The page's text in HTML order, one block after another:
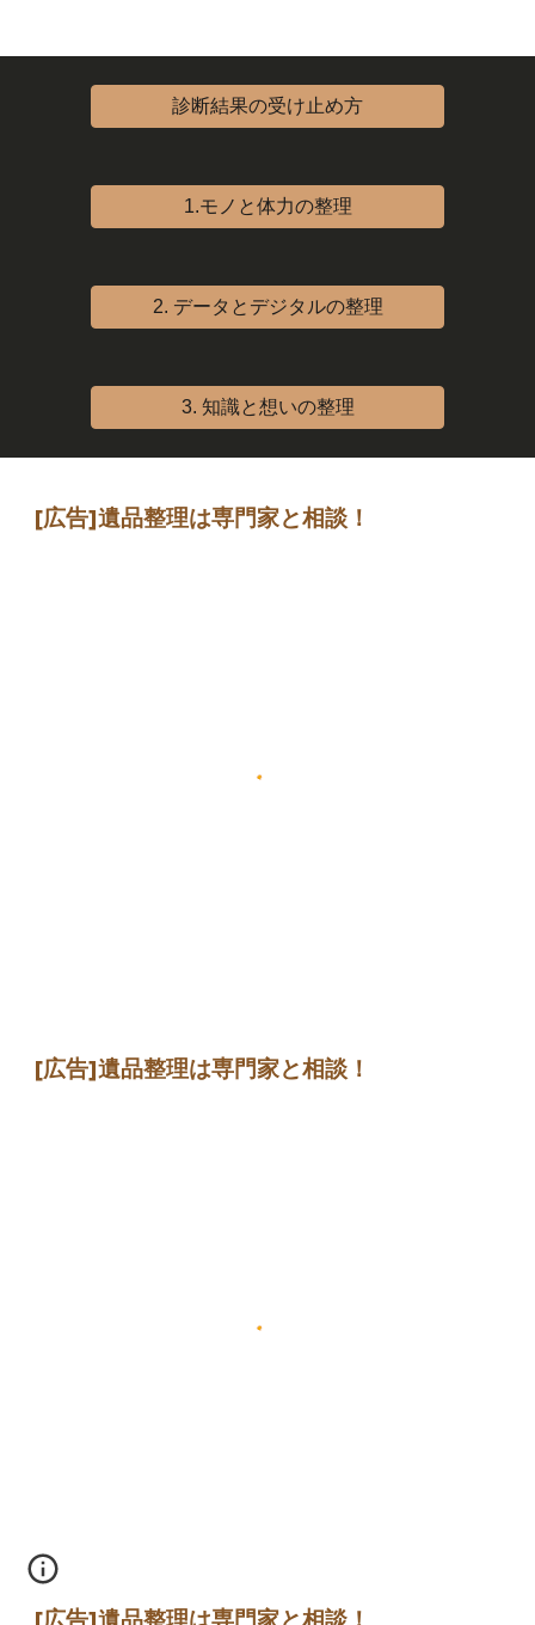
診断結果の受け止め方
1.モノと体力の整理
2. データとデジタルの整理
3. 知識と想いの整理
[広告]遺品整理は専門家と相談 ！
[広告]遺品整理は専門家と相談 ！